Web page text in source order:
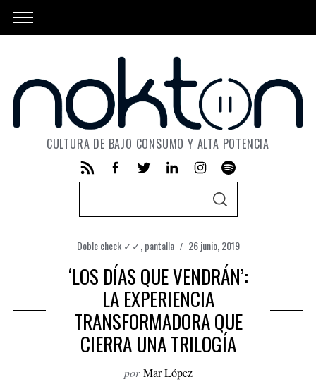
CULTURA DE BAJO CONSUMO Y ALTA POTENCIA
r
c
h
o
r
S
C
H
Doble check ✓✓,pantalla 26 junio, 2019
‘LOS DÍAS QUE VENDRÁN’:
LA EXPERIENCIA
TRANSFORMADORA QUE
CIERRA UNA TRILOGÍA
por Mar López